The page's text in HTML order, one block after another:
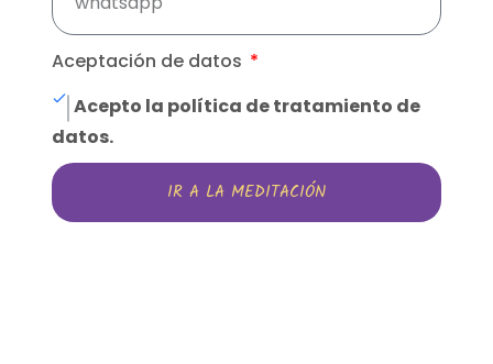
Aceptación de datos
Acepto la política de tratamiento de
datos.
IR A LA MEDITACIÓN